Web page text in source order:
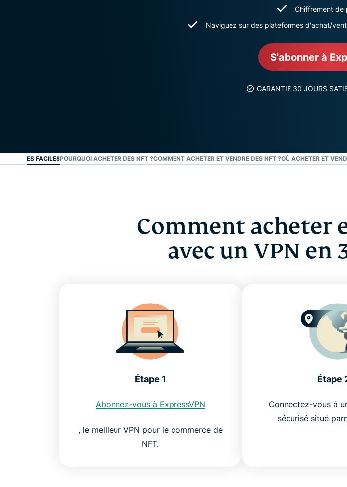
mots de passe,
à plusieurs
Identity
l’identité, de
Chiffrement de
Naviguez sur des plateformes d'achat/
S'abonner à
GARANTIE 30 JOURS
3 ÉTAPES FACILESPOURQUOI ACHETER DES NFT ?COMMENT ACHETER ET VENDRE DES NFT ?OÙ ACHETER ET
Comment acheter
avec un VPN en
Étape 1
Abonnez-vous à ExpressVPN
, le meilleur VPN pour le commerce de
NFT.
Étape
Connectez-vous à
sécurisé situé